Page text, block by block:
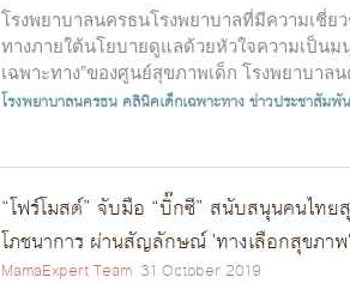
โรงพยาบาลนครธนโรงพยาบาลที่มีความเชี่ย
ทางภายใต้นโยบายดูแลด้วยหัวใจความเป็น
เฉพาะทาง”ของศูนย์สุขภาพเด็ก โรงพยาบาล
ทา...
โรงพยาบาลนครธน คลินิคเด็กเฉพาะทางข่าวประชาสัมพั
“โฟร์โมสต์” จับมือ “บิ๊กซี” สนับสนุนคนไท
โภชนาการ ผ่านสัญลักษณ์ 'ทางเลือกสุขภาพ'
MamaExpert Team 31 October 2019